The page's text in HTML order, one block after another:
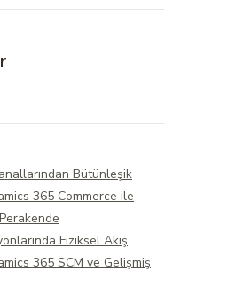
Bütünleşik
365 Commerce ile
Fiziksel Akış
365 SCM ve Gelişmiş